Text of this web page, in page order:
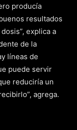
producía
resultados
explica a
de la
líneas de
puede servir
reduciría un
agrega.